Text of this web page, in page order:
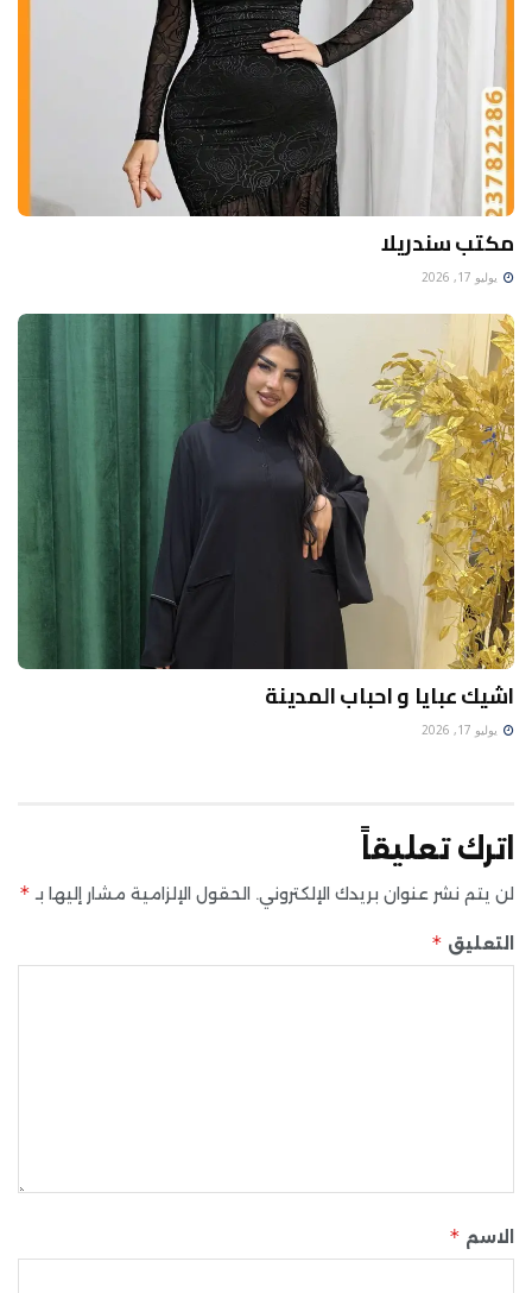
مكتب سندريلا
يوليو 17, 2026
اشيك عبايا و احباب المدينة
يوليو 17, 2026
اترك تعليقاً
لن يتم نشر عنوان بريدك الإلكتروني. الحقول الإلزامية مشار إليها بـ *
التعليق *
الاسم *